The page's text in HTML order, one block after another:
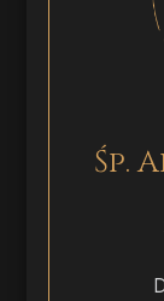
Śp.